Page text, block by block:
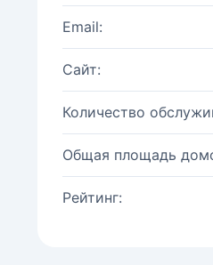
Email:
Сайт:
Количество
Общая площадь
Рейтинг: